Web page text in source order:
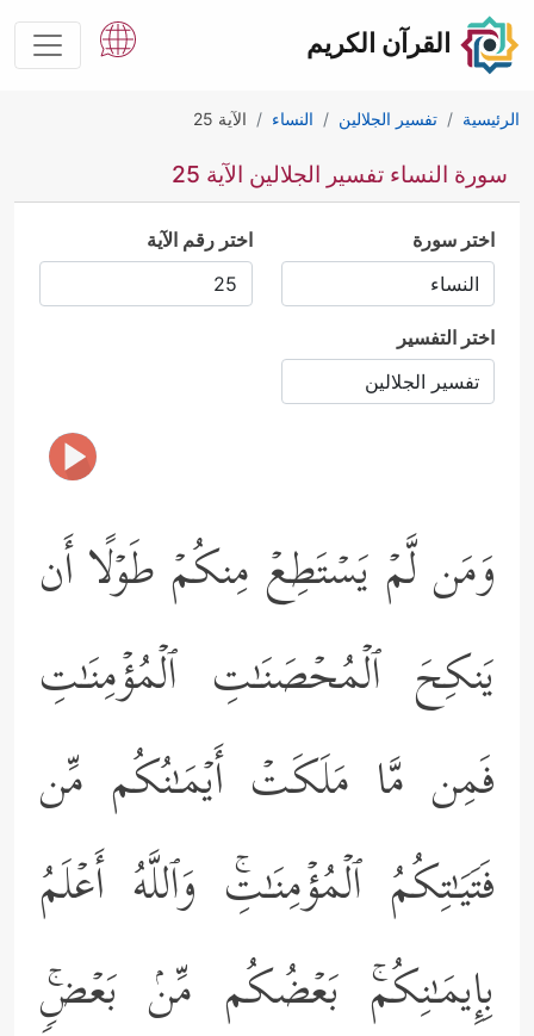
القرآن الكريم
الرئيسية تفسير الجلالين النساء الآية 25
سورة النساء تفسير الجلالين الآية 25
اختر سورة اختر رقم الآية
اختر التفسير
وَمَن لَّمۡ یَسۡتَطِعۡ مِنكُمۡ طَوۡلًا أَن
یَنكِحَ ٱلۡمُحۡصَنَـٰتِ ٱلۡمُؤۡمِنَـٰتِ
فَمِن مَّا مَلَكَتۡ أَیۡمَـٰنُكُم مِّن
فَتَیَـٰتِكُمُ ٱلۡمُؤۡمِنَـٰتِۚ وَٱللَّهُ أَعۡلَمُ
بِإِیمَـٰنِكُمۚ بَعۡضُكُم مِّنۢ بَعۡضࣲۚ